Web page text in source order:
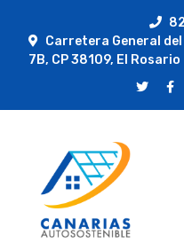
Carretera General
7B, CP 38109, El Rosario